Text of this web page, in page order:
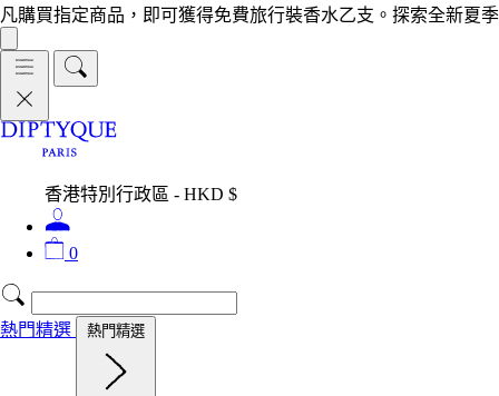
凡購買指定商品，即可獲得免費旅行裝香水乙支。探索全新夏
香港特別行政區 - HKD $
0
熱門精選 熱門精選